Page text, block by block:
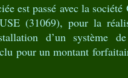
est passé avec la
(31069), pour la
d’un système
pour un montant